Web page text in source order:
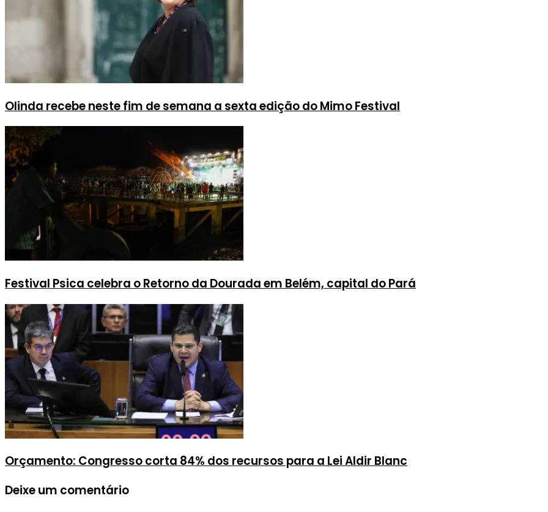
Olinda recebe neste fim de semana a sexta edição do Mimo Festival
Festival Psica celebra o Retorno da Dourada em Belém, capital do Pará
Orçamento: Congresso corta 84% dos recursos para a Lei Aldir Blanc
Deixe um comentário